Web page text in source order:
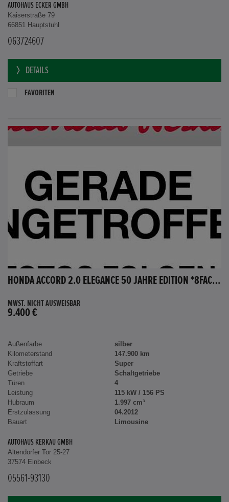
AUTOHAUS ECKER GMBH
Kaiserstraße 79
66851 Hauptstuhl
063724607
DETAILS
FAVORITEN
HONDA ACCORD 2.0 ELEGANCE 50 JAHRE EDITION *8FACH BEREIFT*
MWST. NICHT AUSWEISBAR
9.400 €
Außenfarbe
silber
Kilometerstand
147.900 km
Kraftstoffart
Super
Getriebe
Schaltgetriebe
Türen
4
Leistung
115 kW / 156 PS
Hubraum
1.997 cm³
Erstzulassung
04.2012
Bauart
Limousine
AUTOHAUS KERKAU GMBH
Altendorfer Tor 25-27
37574 Einbeck
05561-93130